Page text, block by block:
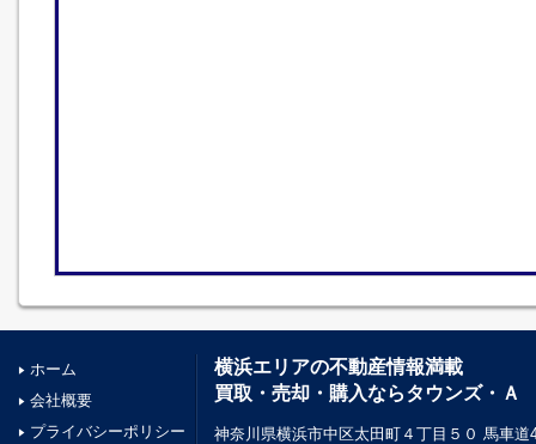
ホーム
会社概要
プライバシーポリシー
横浜エリアの不動産情報満載
買取・売却・購入ならタウンズ・Ａ
神奈川県横浜市中区太田町４丁目５０ 馬車道